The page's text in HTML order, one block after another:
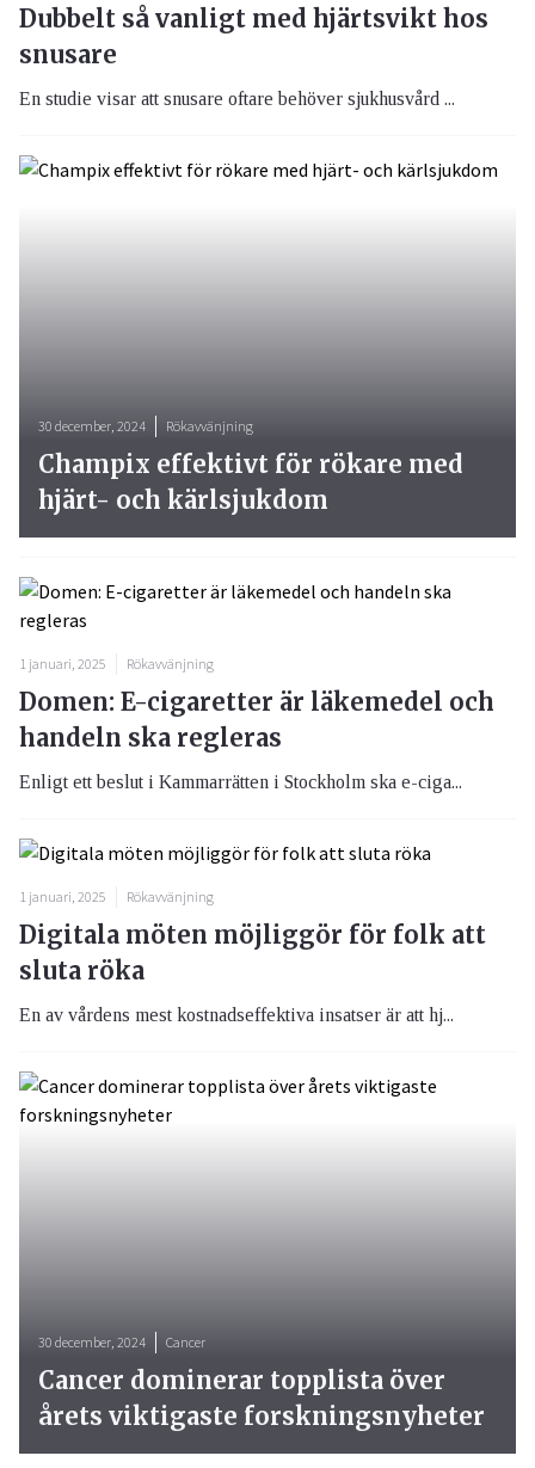
Dubbelt så vanligt med hjärtsvikt hos
snusare
En studie visar att snusare oftare behöver sjukhusvård ...
1 januari, 2025 Rökavvänjning
Domen: E-cigaretter är läkemedel och
handeln ska regleras
Enligt ett beslut i Kammarrätten i Stockholm ska e-ciga...
1 januari, 2025 Rökavvänjning
Digitala möten möjliggör för folk att
sluta röka
En av vårdens mest kostnadseffektiva insatser är att hj...
30 december, 2024 Rökavvänjning
Champix effektivt för rökare med
hjärt- och kärlsjukdom
30 december, 2024 Cancer
Cancer dominerar topplista över
årets viktigaste forskningsnyheter